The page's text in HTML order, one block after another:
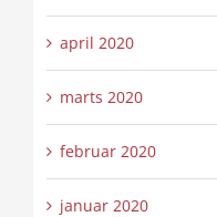
april 2020
marts 2020
februar 2020
januar 2020